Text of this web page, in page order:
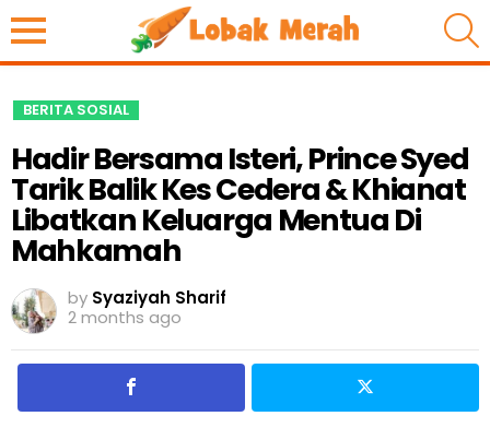
BERITA SOSIAL
Hadir Bersama Isteri, Prince Syed
Tarik Balik Kes Cedera & Khianat
Libatkan Keluarga Mentua Di
Mahkamah
by Syaziyah Sharif
2 months ago